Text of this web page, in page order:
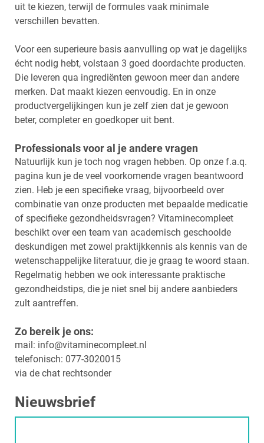
uit te kiezen, terwijl de formules vaak minimale
verschillen bevatten.
Voor een superieure basis aanvulling op wat je dagelijks
écht nodig hebt, volstaan 3 goed doordachte producten.
Die leveren qua ingrediënten gewoon meer dan andere
merken. Dat maakt kiezen eenvoudig. En in onze
productvergelijkingen kun je zelf zien dat je gewoon
beter, completer en goedkoper uit bent.
Professionals voor al je andere vragen
Natuurlijk kun je toch nog vragen hebben. Op onze f.a.q.
pagina kun je de veel voorkomende vragen beantwoord
zien. Heb je een specifieke vraag, bijvoorbeeld over
combinatie van onze producten met bepaalde medicatie
of specifieke gezondheidsvragen? Vitaminecompleet
beschikt over een team van academisch geschoolde
deskundigen met zowel praktijkkennis als kennis van de
wetenschappelijke literatuur, die je graag te woord staan.
Regelmatig hebben we ook interessante praktische
gezondheidstips, die je niet snel bij andere aanbieders
zult aantreffen.
Zo bereik je ons:
mail: info@vitaminecompleet.nl
telefonisch: 077-3020015
via de chat rechtsonder
Nieuwsbrief